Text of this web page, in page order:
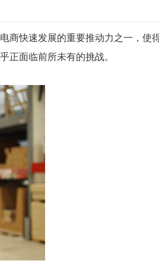
商快速发展的重要推动力之一，使
面临前所未有的挑战。